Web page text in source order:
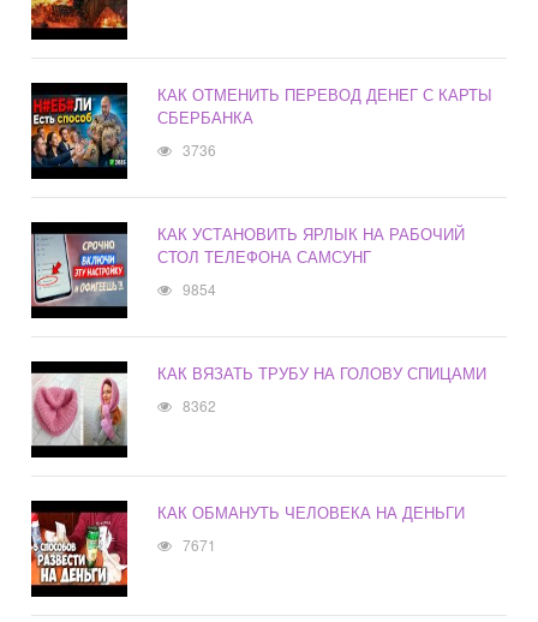
КАК ОТМЕНИТЬ ПЕРЕВОД ДЕНЕГ С КАРТЫ
СБЕРБАНКА
3736
КАК УСТАНОВИТЬ ЯРЛЫК НА РАБОЧИЙ
СТОЛ ТЕЛЕФОНА САМСУНГ
9854
КАК ВЯЗАТЬ ТРУБУ НА ГОЛОВУ СПИЦАМИ
8362
КАК ОБМАНУТЬ ЧЕЛОВЕКА НА ДЕНЬГИ
7671